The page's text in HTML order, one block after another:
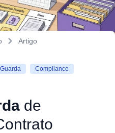
Artigo
Compliance
de